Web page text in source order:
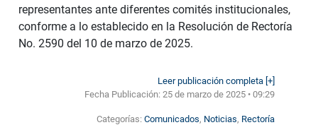
representantes ante diferentes comités institucionales,
conforme a lo establecido en la Resolución de Rectoría
No. 2590 del 10 de marzo de 2025.
Leer publicación completa [+]
Fecha Publicación:25 de marzo de 2025 • 09:29
Categorías:Comunicados, Noticias, Rectoría